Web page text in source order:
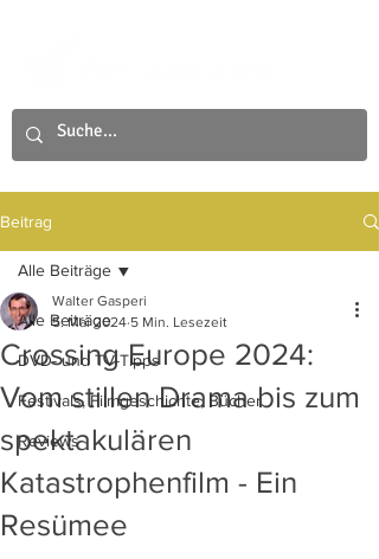
Beitrag
Alle Beiträge
DVD- und TV-Tipps
Festivals, Filmgeschichte, Bücher
Reviews
Alle Beiträge
Crossing Europe 2024:
Vom stillen Drama bis zum
spektakulären
Katastrophenfilm - Ein
Resümee
Walter Gasperi
5. Mai 2024 5 Min. Lesezeit